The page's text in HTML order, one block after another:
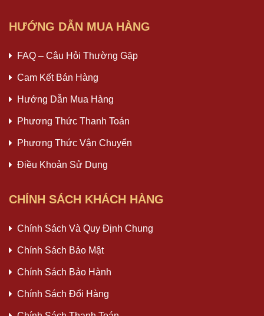
HƯỚNG DẪN MUA HÀNG
FAQ – Câu Hỏi Thường Gặp
Cam Kết Bán Hàng
Hướng Dẫn Mua Hàng
Phương Thức Thanh Toán
Phương Thức Vận Chuyển
Điều Khoản Sử Dụng
CHÍNH SÁCH KHÁCH HÀNG
Chính Sách Và Quy Định Chung
Chính Sách Bảo Mật
Chính Sách Bảo Hành
Chính Sách Đổi Hàng